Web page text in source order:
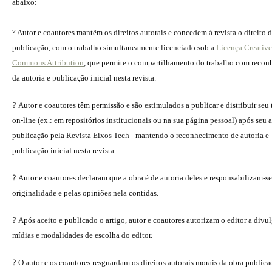
abaixo:
? Autor e coautores mantêm os direitos autorais e concedem à revista o direito
publicação, com o trabalho simultaneamente licenciado sob a Licença Creative
Commons Attribution , que permite o compartilhamento do trabalho com
da autoria e publicação inicial nesta revista.
? Autor e coautores têm permissão e são estimulados a publicar e distribuir seu
on-line (ex.: em repositórios institucionais ou na sua página pessoal) após seu
publicação pela Revista Eixos Tech - mantendo o reconhecimento de autoria e
publicação inicial nesta revista.
? Autor e coautores declaram que a obra é de autoria deles e responsabilizam-
originalidade e pelas opiniões nela contidas.
? Após aceito e publicado o artigo, autor e coautores autorizam o editor a
mídias e modalidades de escolha do editor.
? O autor e os coautores resguardam os direitos autorais morais da obra